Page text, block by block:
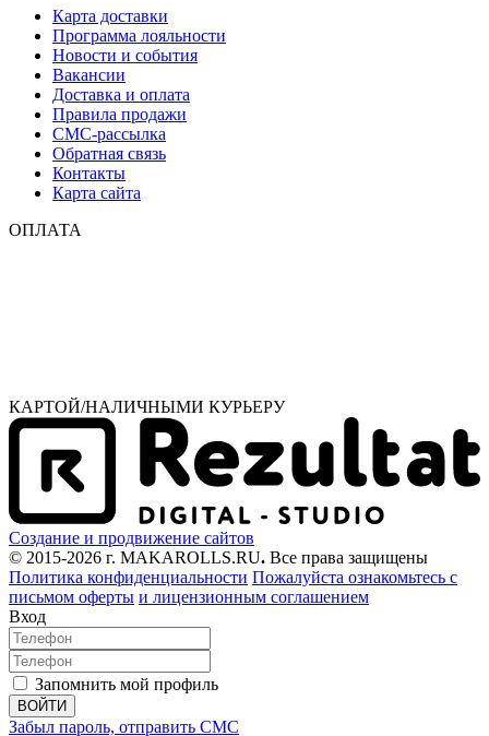
Карта доставки
Программа лояльности
Новости и события
Вакансии
Доставка и оплата
Правила продажи
СМС-рассылка
Обратная связь
Контакты
Карта сайта
ОПЛАТА
КАРТОЙ/НАЛИЧНЫМИ КУРЬЕРУ
Создание и продвижение сайтов
© 2015-2026 г. MAKAROLLS.RU. Все права защищены
Политика конфиденциальности Пожалуйста ознакомьтесь с
письмом оферты и лицензионным соглашением
Вход
Запомнить мой профиль
ВОЙТИ
Забыл пароль, отправить СМС